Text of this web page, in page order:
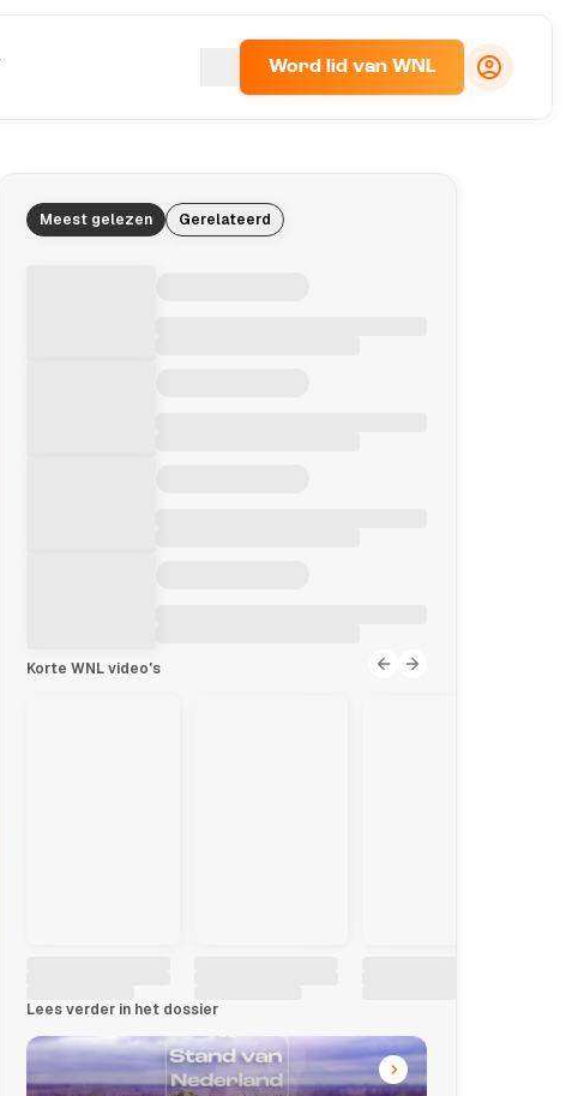
Word lid van WNL
Meest gelezen Gerelateerd
Korte WNL video's
Lees verder in het dossier